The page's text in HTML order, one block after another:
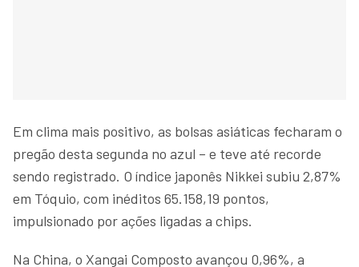
Em clima mais positivo, as bolsas asiáticas fecharam o
pregão desta segunda no azul – e teve até recorde
sendo registrado. O índice japonês Nikkei subiu 2,87%
em Tóquio, com inéditos 65.158,19 pontos,
impulsionado por ações ligadas a chips.
Na China, o Xangai Composto avançou 0,96%, a